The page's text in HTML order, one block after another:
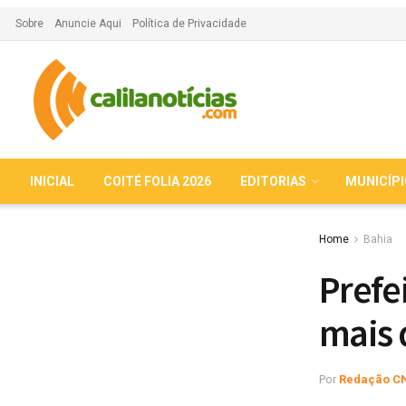
Sobre Anuncie Aqui Política de Privacidade
INICIAL COITÉ FOLIA 2026 EDITORIAS
Home Bahia
mais
Por Redação